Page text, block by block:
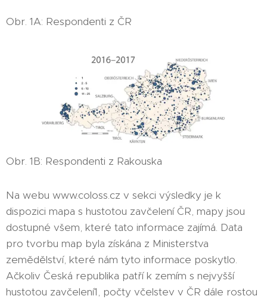
Obr. 1A: Respondenti z ČR
Obr. 1B: Respondenti z Rakouska
Na webu www.coloss.cz v sekci výsledky je k
dispozici mapa s hustotou zavčelení ČR, mapy jsou
dostupné všem, které tato informace zajímá. Data
pro tvorbu map byla získána z Ministerstva
zemědělství, které nám tyto informace poskytlo.
Ačkoliv Česká republika patří k zemím s nejvyšší
hustotou zavčelení1, počty včelstev v ČR dále rostou